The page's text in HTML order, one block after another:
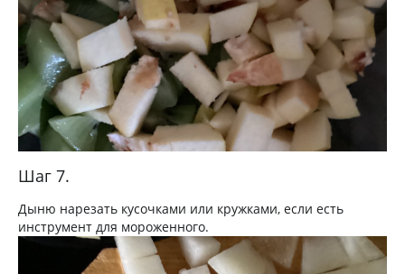
Шаг 7.
Дыню нарезать кусочками или кружками, если есть
инструмент для мороженного.